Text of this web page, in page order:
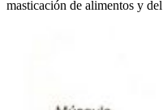
masticación de alimentos y